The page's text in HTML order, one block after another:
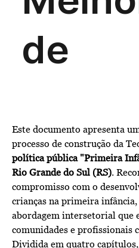
Este documento apresenta
processo de construção da
política pública "Primeira
Rio Grande do Sul (RS).
compromisso com o
crianças na primeira
abordagem intersetorial que
comunidades e profissionais
Dividida em quatro